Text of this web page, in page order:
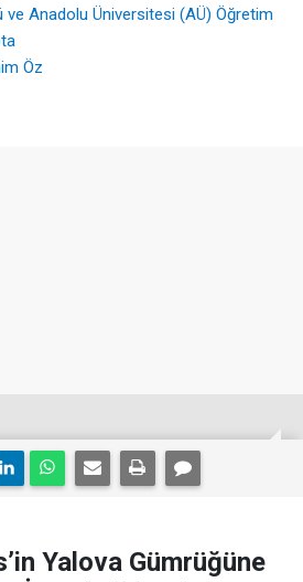
ve Anadolu Üniversitesi (AÜ) Öğretim
Öz
Yalova Gümrüğüne